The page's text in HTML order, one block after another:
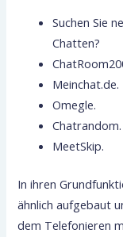
Suchen Sie
Chatten?
Meinchat.de.
Omegle.
Chatrandom.
MeetSkip.
In ihren
ähnlich aufgebaut
dem Telefonieren